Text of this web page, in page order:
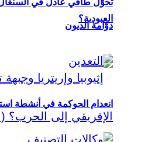
العبودية؟
تحوُّل طاقي عادل في
دوّامة الديون
انعدام الحوكمة في أنشطة